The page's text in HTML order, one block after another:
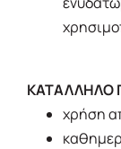
ΚΑΤΑΛΛΗΛΟ
χρήση